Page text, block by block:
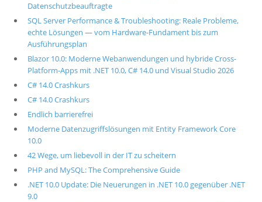
Datenschutzbeauftragte
SQL Server Performance & Troubleshooting: Reale Probleme,
echte Lösungen — vom Hardware-Fundament bis zum
Ausführungsplan
Blazor 10.0: Moderne Webanwendungen und hybride Cross-
Platform-Apps mit .NET 10.0, C# 14.0 und Visual Studio 2026
C# 14.0 Crashkurs
C# 14.0 Crashkurs
Endlich barrierefrei
Moderne Datenzugriffslösungen mit Entity Framework Core
10.0
42 Wege, um liebevoll in der IT zu scheitern
PHP and MySQL: The Comprehensive Guide
.NET 10.0 Update: Die Neuerungen in .NET 10.0 gegenüber .NET
9.0